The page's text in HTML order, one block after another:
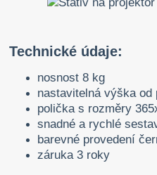
Technické údaje:
nosnost 8 kg
nastavitelná výška od
polička s rozměry
snadné a rychlé
barevné provedení
záruka 3 roky